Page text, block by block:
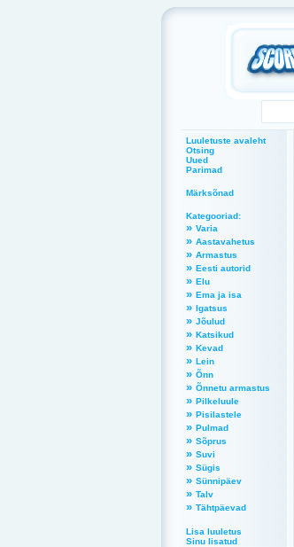
Luuletuste avaleht
Otsing
Uued
Parimad
Märksõnad
Kategooriad:
» Varia
» Aastavahetus
» Armastus
» Eesti autorid
» Elu
» Ema ja isa
» Igatsus
» Jõulud
» Katsikud
» Kevad
» Lein
» Õnn
» Õnnetu armastus
» Pilkeluule
» Pisilastele
» Pulmad
» Sõprus
» Suvi
» Sügis
» Sünnipäev
» Talv
» Tähtpäevad
Lisa luuletus
Sinu lisatud